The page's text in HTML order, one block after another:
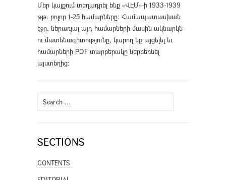
Մեր կայքում տեղադրել ենք «ՎԷՄ»-ի 1933-1939
թթ. բոլոր 1-25 համարները։ Համապատասխան
էջը, ներառյալ այդ համարների մասին ակնարկն
ու մատենագիտությունը, կարող եք այցելել եւ
համարների PDF տարբերակը ներբեռնել
այստեղից։
Search
for:
SECTIONS
CONTENTS